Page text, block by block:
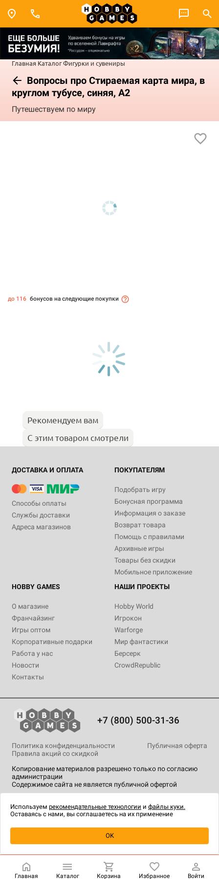
Главная КаталогФигурки и сувениры
Вопросы про Стираемая карта мира, в
круглом тубусе, синяя, А2
Путешествуем по миру
Уведомить о наличии
до 116 бонусов на следующие покупки
Рекомендуем вам
С этим товаром смотрели
ДОСТАВКА И ОПЛАТА
Способы оплаты
Службы доставки
Адреса магазинов
ПОКУПАТЕЛЯМ
Подобрать игру
Бонусная программа
Информация о заказе
Возврат товара
Помощь с правилами
Архивные игры
Товары без скидки
Мобильное приложение
HOBBY GAMES
О магазине
Франчайзинг
Игры оптом
Корпоративные подарки
Работа у нас
Новости
Контакты
НАШИ ПРОЕКТЫ
Hobby World
Игрокон
Warforge
Мир фантастики
Берсерк
CrowdRepublic
+7 (800) 500-31-36
Копирование материалов разрешено только по согласию
администрации
Содержимое сайта не является публичной офертой
Политика конфиденциальности
Публичная оферта
Правила акций со скидкой
технологии.
Главная Каталог Корзина Избранное Войти
Используем рекомендательные технологии и файлы куки.
Оставаясь с нами, вы соглашаетесь на их применение
OK